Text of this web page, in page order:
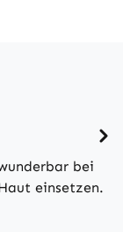
bei
einsetzen.